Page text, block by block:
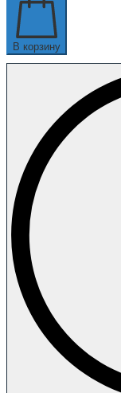
В корзину